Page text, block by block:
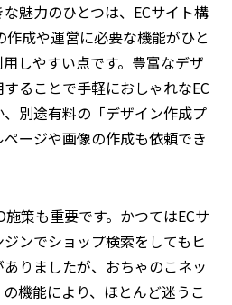
魅力のひとつは、ECサイト構
作成や運営に必要な機能がひと
しやすい点です。豊富なデザ
ることで手軽におしゃれなEC
別途有料の「デザイン作成プ
ージや画像の作成も依頼でき
施策も重要です。かつてはECサ
ンでショップ検索をしてもヒ
りましたが、おちゃのこネッ
機能により、ほとんど迷うこ